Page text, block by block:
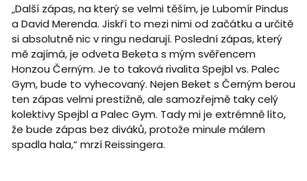
„Další zápas, na který se velmi těším, je Lubomír Pindus
a David Merenda. Jiskří to mezi nimi od začátku a určitě
si absolutně nic v ringu nedarují. Poslední zápas, který
mě zajímá, je odveta Beketa s mým svěřencem
Honzou Černým. Je to taková rivalita Spejbl vs. Palec
Gym, bude to vyhecovaný. Nejen Beket s Černým berou
ten zápas velmi prestižně, ale samozřejmě taky celý
kolektivy Spejbl a Palec Gym. Tady mi je extrémně líto,
že bude zápas bez diváků, protože minule málem
spadla hala,“ mrzí Reissingera.